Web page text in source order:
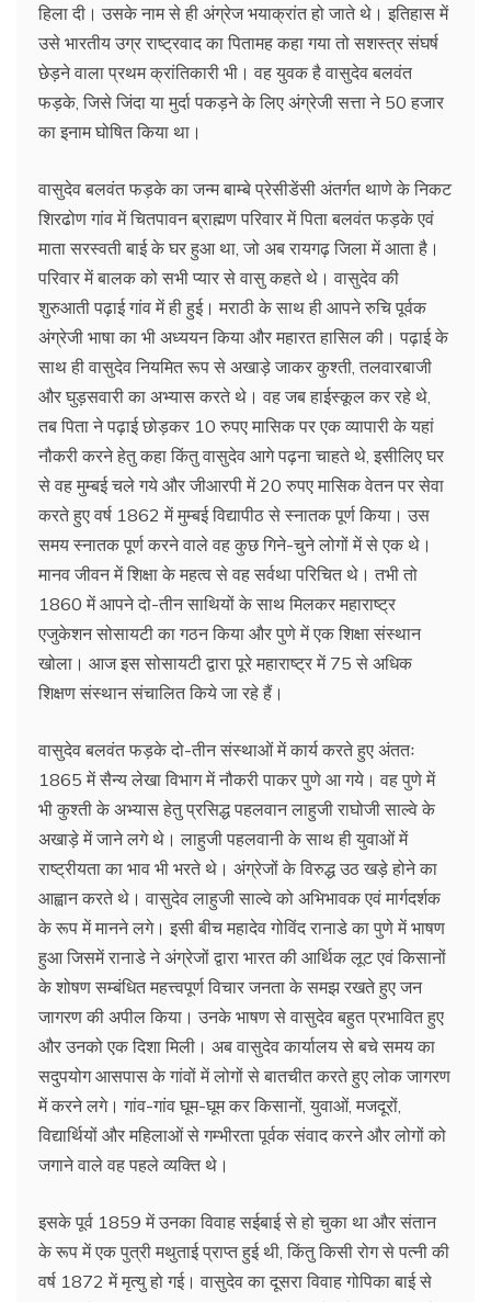
हिला दी। उसके नाम से ही अंग्रेज भयाक्रांत हो जाते थे। इतिहास में
उसे भारतीय उग्र राष्ट्रवाद का पितामह कहा गया तो सशस्त्र संघर्ष
छेड़ने वाला प्रथम क्रांतिकारी भी। वह युवक है वासुदेव बलवंत
फड़के, जिसे जिंदा या मुर्दा पकड़ने के लिए अंग्रेजी सत्ता ने 50 हजार
का इनाम घोषित किया था।
वासुदेव बलवंत फड़के का जन्म बाम्बे प्रेसीडेंसी अंतर्गत थाणे के निकट
शिरढोण गांव में चितपावन ब्राह्मण परिवार में पिता बलवंत फड़के एवं
माता सरस्वती बाई के घर हुआ था, जो अब रायगढ़ जिला में आता है।
परिवार में बालक को सभी प्यार से वासु कहते थे। वासुदेव की
शुरुआती पढ़ाई गांव में ही हुई। मराठी के साथ ही आपने रुचि पूर्वक
अंग्रेजी भाषा का भी अध्ययन किया और महारत हासिल की। पढ़ाई के
साथ ही वासुदेव नियमित रूप से अखाड़े जाकर कुश्ती, तलवारबाजी
और घुड़सवारी का अभ्यास करते थे। वह जब हाईस्कूल कर रहे थे,
तब पिता ने पढ़ाई छोड़कर 10 रुपए मासिक पर एक व्यापारी के यहां
नौकरी करने हेतु कहा किंतु वासुदेव आगे पढ़ना चाहते थे, इसीलिए घर
से वह मुम्बई चले गये और जीआरपी में 20 रुपए मासिक वेतन पर सेवा
करते हुए वर्ष 1862 में मुम्बई विद्यापीठ से स्नातक पूर्ण किया। उस
समय स्नातक पूर्ण करने वाले वह कुछ गिने-चुने लोगों में से एक थे।
मानव जीवन में शिक्षा के महत्व से वह सर्वथा परिचित थे। तभी तो
1860 में आपने दो-तीन साथियों के साथ मिलकर महाराष्ट्र
एजुकेशन सोसायटी का गठन किया और पुणे में एक शिक्षा संस्थान
खोला। आज इस सोसायटी द्वारा पूरे महाराष्ट्र में 75 से अधिक
शिक्षण संस्थान संचालित किये जा रहे हैं।
वासुदेव बलवंत फड़के दो-तीन संस्थाओं में कार्य करते हुए अंततः
1865 में सैन्य लेखा विभाग में नौकरी पाकर पुणे आ गये। वह पुणे में
भी कुश्ती के अभ्यास हेतु प्रसिद्ध पहलवान लाहुजी राघोजी साल्वे के
अखाड़े में जाने लगे थे। लाहुजी पहलवानी के साथ ही युवाओं में
राष्ट्रीयता का भाव भी भरते थे।‌ अंग्रेजों के विरुद्ध उठ खड़े होने का
आह्वान करते थे। वासुदेव लाहुजी साल्वे को अभिभावक एवं मार्गदर्शक
के रूप में मानने लगे। इसी बीच महादेव गोविंद रानाडे का पुणे में भाषण
हुआ जिसमें रानाडे ने अंग्रेजों द्वारा भारत की आर्थिक लूट एवं किसानों
के शोषण सम्बंधित महत्त्वपूर्ण विचार जनता के समझ रखते हुए जन
जागरण की अपील किया।‌ उनके भाषण से वासुदेव बहुत प्रभावित हुए
और उनको एक दिशा मिली। अब वासुदेव कार्यालय से बचे समय का
सदुपयोग आसपास के गांवों में लोगों से बातचीत करते हुए लोक जागरण
में करने लगे। गांव-गांव घूम-घूम कर किसानों, युवाओं, मजदूरों,
विद्यार्थियों और महिलाओं से गम्भीरता पूर्वक संवाद करने और लोगों को
जगाने वाले वह पहले व्यक्ति थे।
इसके पूर्व 1859 में उनका विवाह सईबाई से हो चुका था और संतान
के रूप में एक पुत्री मथुताई प्राप्त हुई थी, किंतु किसी रोग से पत्नी की
वर्ष 1872 में मृत्यु हो गई। वासुदेव का दूसरा विवाह गोपिका बाई से